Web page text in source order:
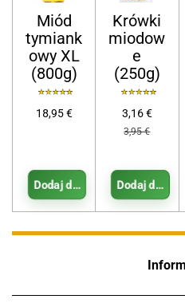
Miód
tymiank
owy XL
(800g)
18,95 €
Dodaj do koszyka
Krówki
miodow
e
(250g)
3,16 €
3,95 €
Dodaj do